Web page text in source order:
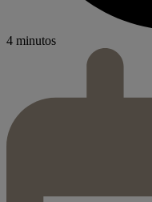
4 minutos